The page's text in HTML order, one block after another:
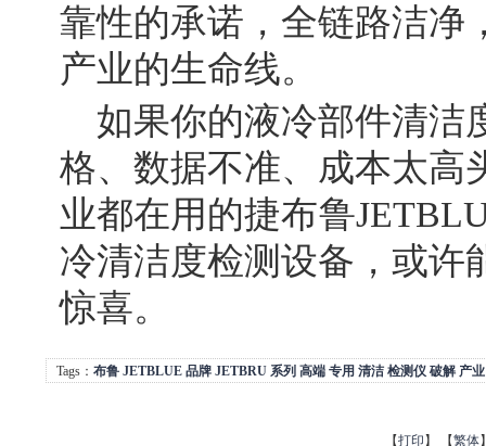
靠性的承诺，全链路洁净
产业的生命线。
如果你的液冷部件清洁
格、数据不准、成本太高
业都在用的捷布鲁
冷清洁度检测设备，或许
惊喜。
Tags： 布鲁 JETBLUE 品牌 JETBRU 系列 高端 专用 清洁 检测仪 破解 产业
【打印】 【繁体